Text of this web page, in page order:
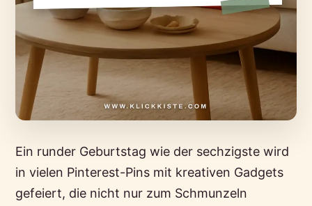
Ein runder Geburtstag wie der sechzigste wird
in vielen Pinterest-Pins mit kreativen Gadgets
gefeiert, die nicht nur zum Schmunzeln